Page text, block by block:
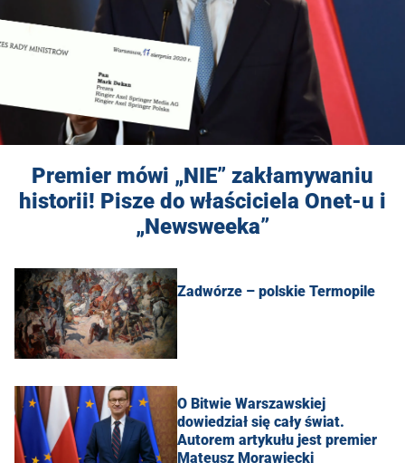
Premier mówi „NIE” zakłamywaniu
historii! Pisze do właściciela Onet-u i
„Newsweeka”
Zadwórze – polskie Termopile
O Bitwie Warszawskiej
dowiedział się cały świat.
Autorem artykułu jest premier
Mateusz Morawiecki